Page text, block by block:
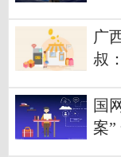
广
叔
国
案”